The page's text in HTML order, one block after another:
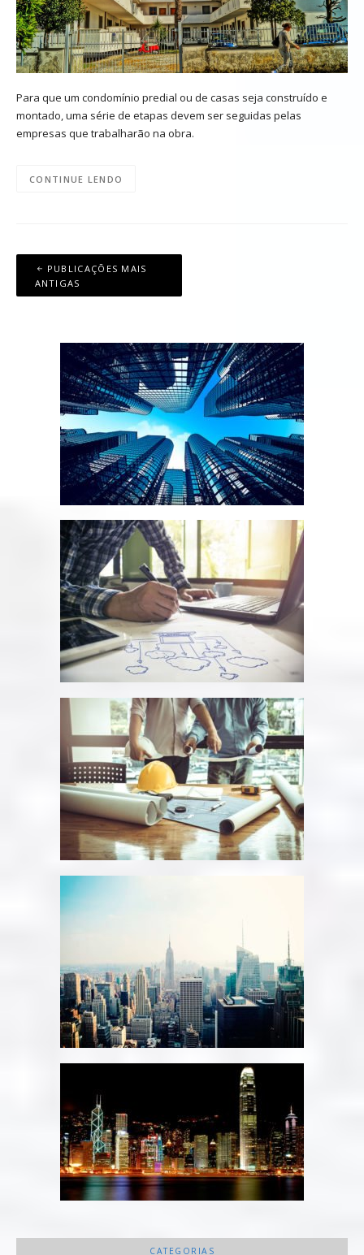
Para que um condomínio predial ou de casas seja construído e
montado, uma série de etapas devem ser seguidas pelas
empresas que trabalharão na obra.
CONTINUE LENDO
Navegação
por
PUBLICAÇÕES MAIS
ANTIGAS
CATEGORIAS